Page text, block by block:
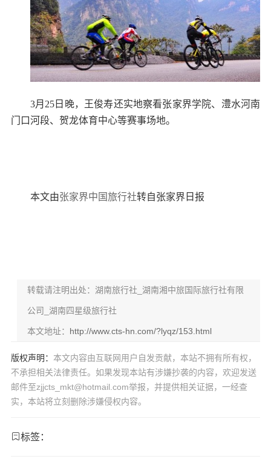
3月25日晚，王俊寿还实地察看张家界学院、澧水河南
门口河段、贺龙体育中心等赛事场地。
本文由张家界中国旅行社转自张家界日报
转载请注明出处：湖南旅行社_湖南湘中旅国际旅行社有限
公司_湖南四星级旅行社
本文地址： http://www.cts-hn.com/?lyqz/153.html
版权声明： 本文内容由互联网用户自发贡献，本站不拥有所有权，
不承担相关法律责任。如果发现本站有涉嫌抄袭的内容，欢迎发送
邮件至zjjcts_mkt@hotmail.com举报，并提供相关证据，一经查
实，本站将立刻删除涉嫌侵权内容。
标签：